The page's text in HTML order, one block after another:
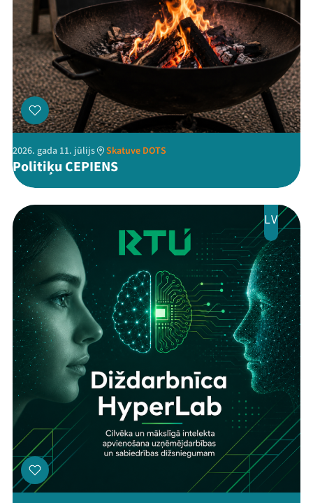
Festivāls
Programma
Viņi bija LAMPĀ 2026
Jaunumi
Veikals
Kontakti
ThreadsFacebookYoutube
X Instagram
Flick TikTok
2026. gada 11. jūlijs Skatuve DOTS
Politiķu CEPIENS
LV